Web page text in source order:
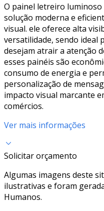
O painel letreiro luminoso
solução moderna e
visual. ele oferece alta
versatilidade, sendo ideal
desejam atrair a atenção
esses painéis são
consumo de energia e
personalização de
impacto visual marcante
comércios.
Ver mais informações
Solicitar orçamento
Algumas imagens deste
ilustrativas e foram
Humanos.